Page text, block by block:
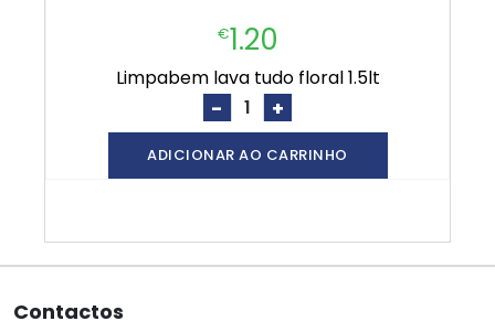
€1.20
limpabem lava tudo floral 1.5lt
- +
ADICIONAR AO CARRINHO
Contactos